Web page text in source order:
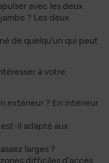
avec les deux
? Les deux
de quelqu’un qui peut
à votre
extérieur ? En intérieur
il adapté aux
larges ?
difficiles d’accès